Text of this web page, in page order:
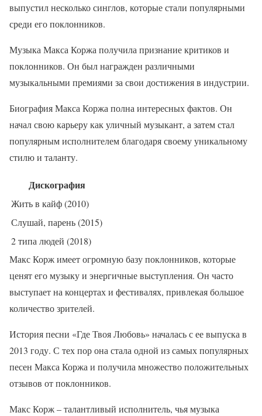
выпустил несколько синглов, которые стали популярными
среди его поклонников.
Музыка Макса Коржа получила признание критиков и
поклонников. Он был награжден различными
музыкальными премиями за свои достижения в индустрии.
Биография Макса Коржа полна интересных фактов. Он
начал свою карьеру как уличный музыкант, а затем стал
популярным исполнителем благодаря своему уникальному
стилю и таланту.
Дискография
Жить в кайф (2010)
Слушай, парень (2015)
2 типа людей (2018)
Макс Корж имеет огромную базу поклонников, которые
ценят его музыку и энергичные выступления. Он часто
выступает на концертах и фестивалях, привлекая большое
количество зрителей.
История песни «Где Твоя Любовь» началась с ее выпуска в
2013 году. С тех пор она стала одной из самых популярных
песен Макса Коржа и получила множество положительных
отзывов от поклонников.
Макс Корж – талантливый исполнитель, чья музыка